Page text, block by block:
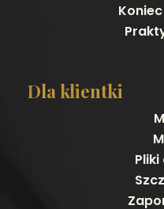
Dla klientki